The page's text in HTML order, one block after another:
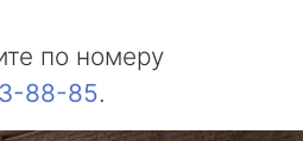
по номеру
88-85.